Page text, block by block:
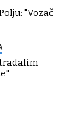
"Vozač